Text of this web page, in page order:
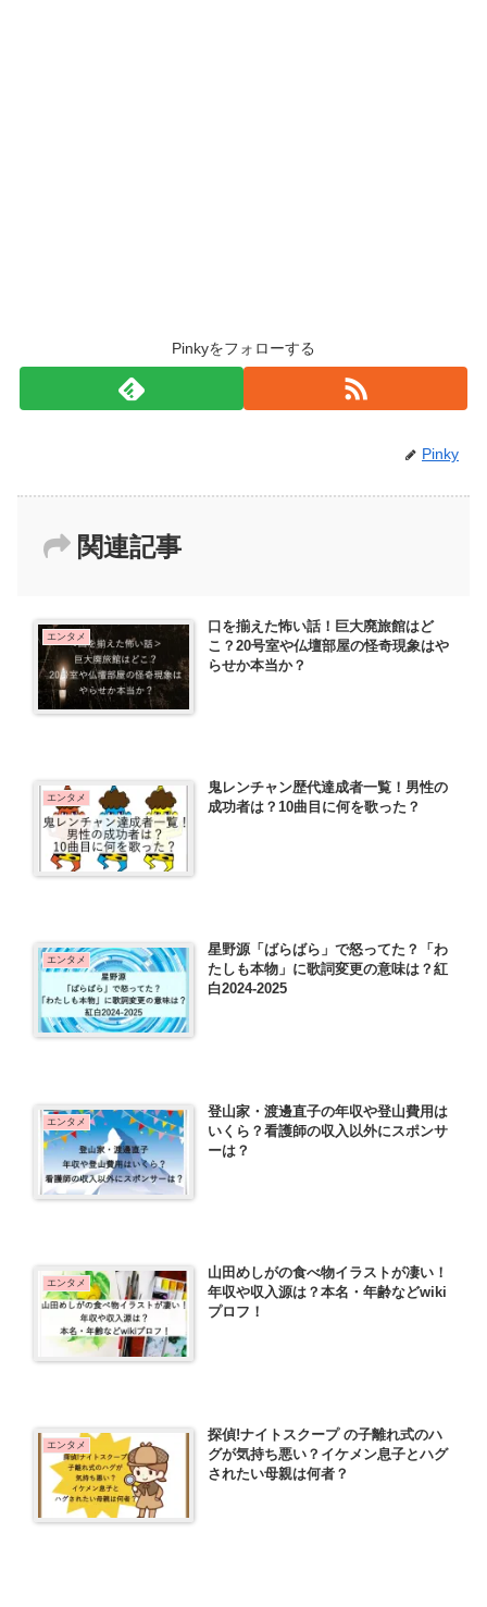
Pinkyをフォローする
Pinky
関連記事
エンタメ
口を揃えた怖い話！巨大廃旅館はど
こ？20号室や仏壇部屋の怪奇現象はや
らせか本当か？
エンタメ
鬼レンチャン歴代達成者一覧！男性の
成功者は？10曲目に何を歌った？
エンタメ
星野源「ばらばら」で怒ってた？「わ
たしも本物」に歌詞変更の意味は？紅
白2024-2025
エンタメ
登山家・渡邊直子の年収や登山費用は
いくら？看護師の収入以外にスポンサ
ーは？
エンタメ
山田めしがの食べ物イラストが凄い！
年収や収入源は？本名・年齢などwiki
プロフ！
エンタメ
探偵!ナイトスクープ の子離れ式のハ
グが気持ち悪い？イケメン息子とハグ
されたい母親は何者？